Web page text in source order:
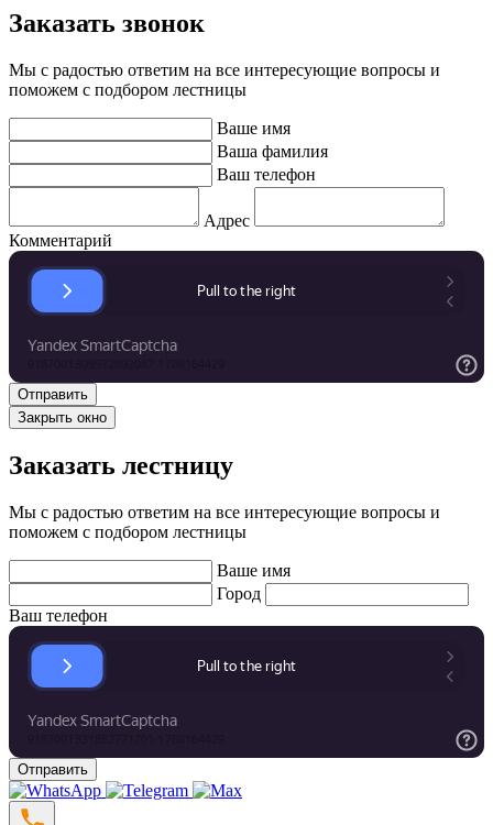
Заказать звонок
Мы с радостью ответим на все интересующие вопросы и
поможем с подбором лестницы
Ваше имя
Ваша фамилия
Ваш телефон
Адрес
Комментарий
Закрыть окно
Заказать лестницу
Мы с радостью ответим на все интересующие вопросы и
поможем с подбором лестницы
Ваше имя
Город
Ваш телефон